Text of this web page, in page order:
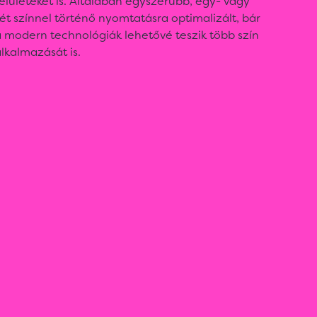
színnel történő nyomtatásra optimalizált, bár
modern technológiák lehetővé teszik több szín
is.